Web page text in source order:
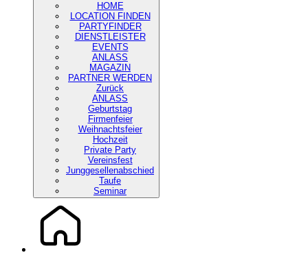
HOME
LOCATION FINDEN
PARTYFINDER
DIENSTLEISTER
EVENTS
ANLASS
MAGAZIN
PARTNER WERDEN
Zurück
ANLASS
Geburtstag
Firmenfeier
Weihnachtsfeier
Hochzeit
Private Party
Vereinsfest
Junggesellenabschied
Taufe
Seminar